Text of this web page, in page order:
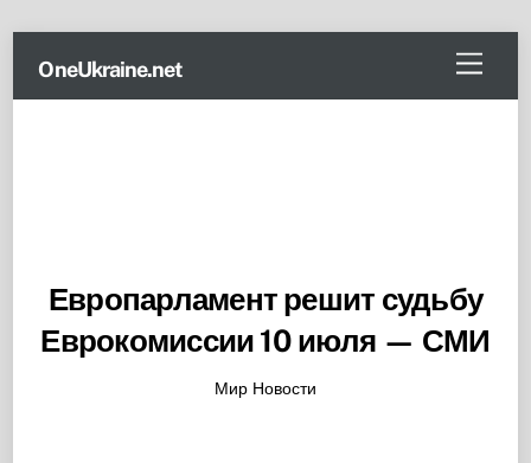
content
Menu
OneUkraine.net
Европарламент решит судьбу
Еврокомиссии 10 июля — СМИ
Мир Новости